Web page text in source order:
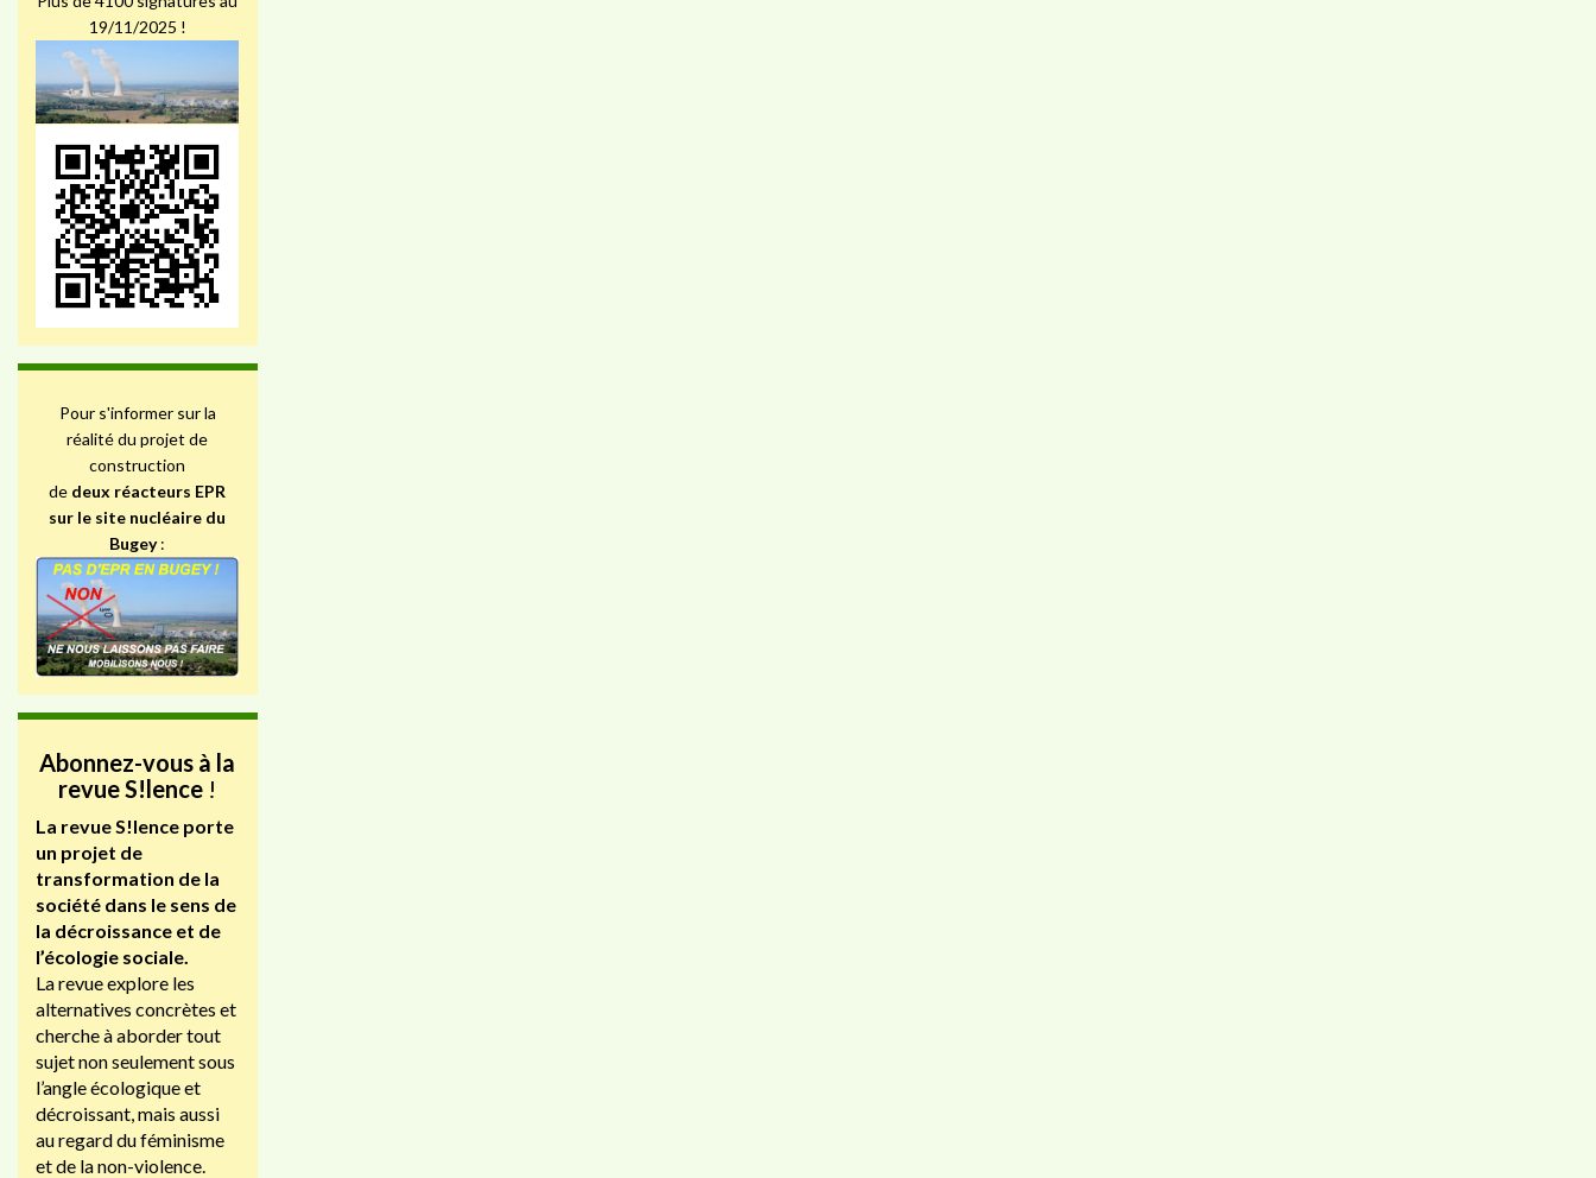
19/11/2025 !
Pour s'informer sur la
réalité du projet de
construction
de deux réacteurs EPR
sur le site nucléaire du
Bugey:
Abonnez-vous à la
revue S!lence !
La revue S!lence porte
un projet de
transformation de la
société dans le sens de
la décroissance et de
l’écologie sociale.
La revue explore les
alternatives concrètes et
cherche à aborder tout
sujet non seulement sous
l’angle écologique et
décroissant, mais aussi
au regard du féminisme
et de la non-violence.